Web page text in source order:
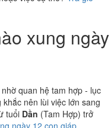
xung ngày
quan hệ tam hợp - lục
khắc nên lùi việc lớn sang
tuổi Dần (Tam Hợp) trở
ngày 12 con giáp.